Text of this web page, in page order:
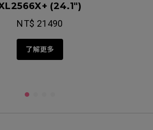
(24.1")
NT$ 21490
了解更多